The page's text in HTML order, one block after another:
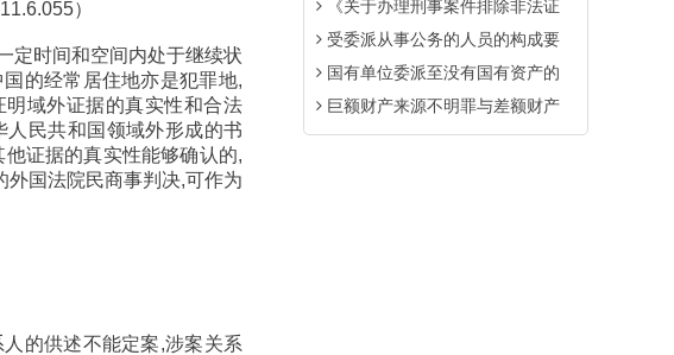
）
定时间和空间内处于继续状
的经常居住地亦是犯罪地,
域外证据的真实性和合法
民共和国领域外形成的书
证据的真实性能够确认的,
国法院民商事判决,可作为
的供述不能定案,涉案关系
《关于办理刑事案件排除非法证
受委派从事公务的人员的构成要
国有单位委派至没有国有资产的
巨额财产来源不明罪与差额财产